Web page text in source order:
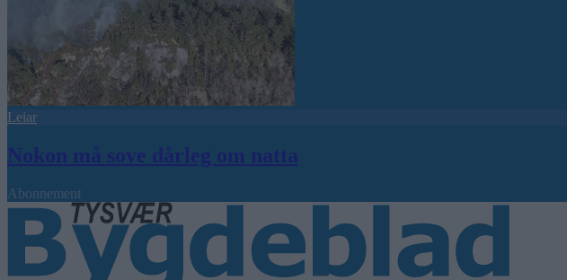
Leiar
Nokon må sove dårleg om natta
Abonnement